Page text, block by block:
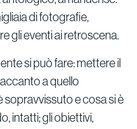
di fotografie,
gli eventi ai retroscena.
si può fare: mettere il
a quello
sopravvissuto e cosa si è
intatti; gli obiettivi,